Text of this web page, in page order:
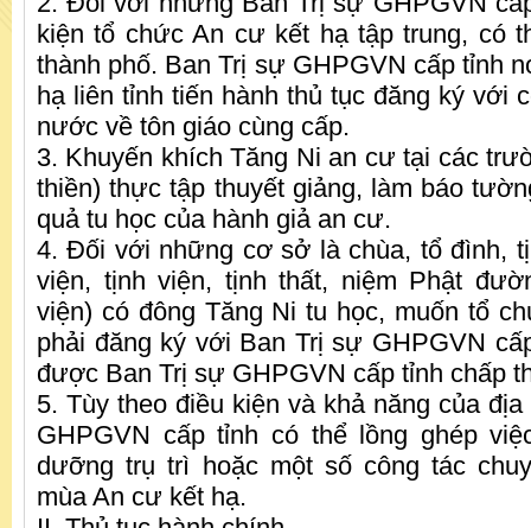
kiện tổ chức An cư kết hạ tập trung, có
thành phố. Ban Trị sự GHPGVN cấp tỉnh
hạ liên tỉnh tiến hành thủ tục đăng ký với
nước về tôn giáo cùng cấp.
3. Khuyến khích Tăng Ni an cư tại các
thiền) thực tập thuyết giảng, làm báo
quả tu học của hành giả an cư.
4. Đối với những cơ sở là chùa, tổ đình,
viện, tịnh viện, tịnh thất, niệm Phật
viện) có đông Tăng Ni tu học, muốn tổ
phải đăng ký với Ban Trị sự GHPGVN
được Ban Trị sự GHPGVN cấp tỉnh chấp
5. Tùy theo điều kiện và khả năng của
GHPGVN cấp tỉnh có thể lồng ghép
dưỡng trụ trì hoặc một số công tác
mùa An cư kết hạ.